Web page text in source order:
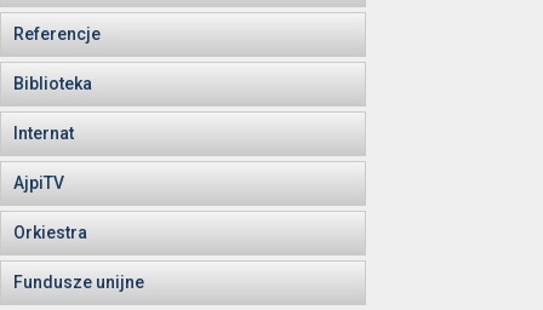
Referencje
Biblioteka
Internat
AjpiTV
Orkiestra
Fundusze unijne